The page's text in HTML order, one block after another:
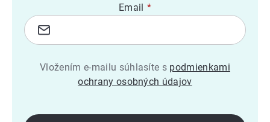
Email
Vložením e-mailu súhlasíte s podmienkami
ochrany osobných údajov